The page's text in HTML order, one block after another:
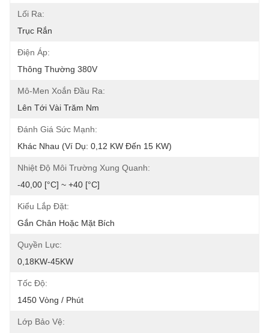
Lối Ra:
Trục Rắn
Điện Áp:
Thông Thường 380V
Mô-Men Xoắn Đầu Ra:
Lên Tới Vài Trăm Nm
Đánh Giá Sức Mạnh:
Khác Nhau (ví Dụ: 0,12 KW Đến 15 KW)
Nhiệt Độ Môi Trường Xung Quanh:
-40,00 [°C] ~ +40 [°C]
Kiểu Lắp Đặt:
Gắn Chân Hoặc Mặt Bích
Quyền Lực:
0,18KW-45KW
Tốc Độ:
1450 Vòng / Phút
Lớp Bảo Vệ: